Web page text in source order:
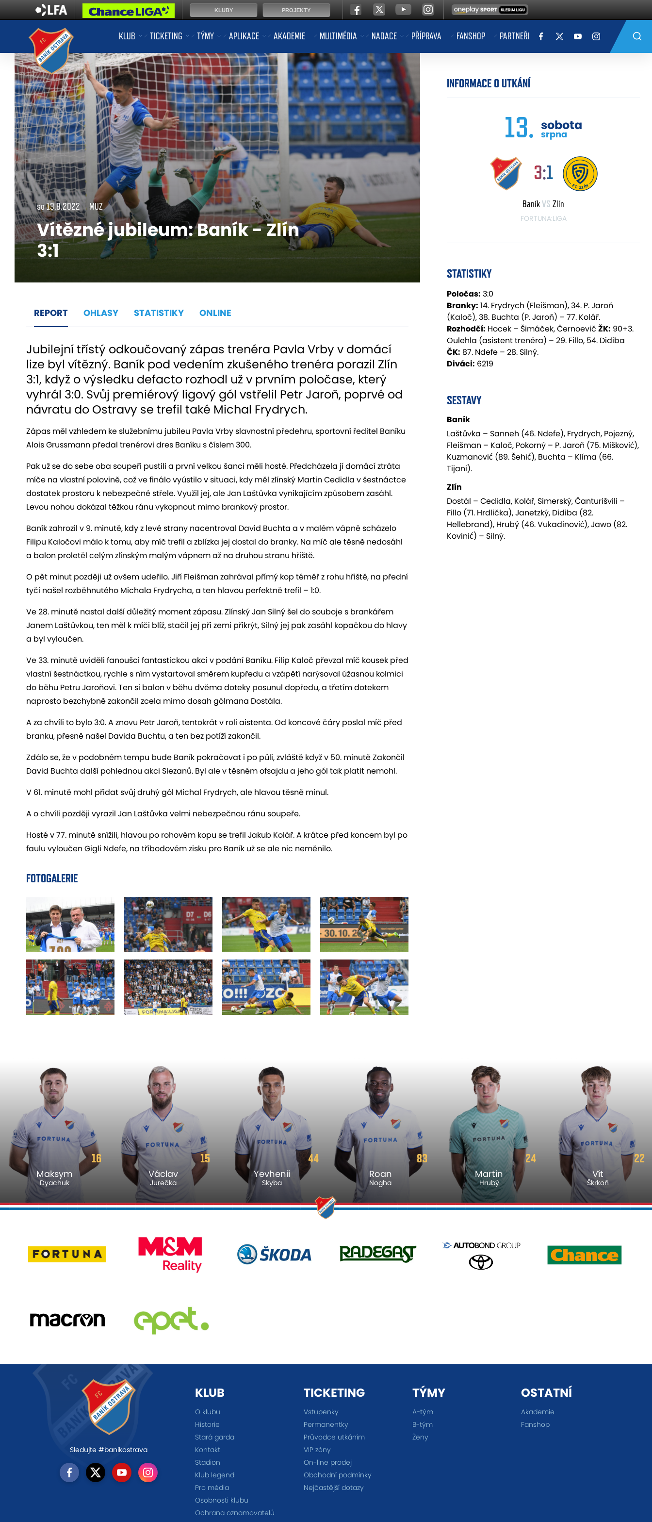
KLUB TICKETING TÝMY APLIKACE AKADEMIE MULTIMÉDIA NADACE PŘÍPRAVA FANSHOP PARTNEŘI
so 13.8.2022 MUZ
Vítězné jubileum: Baník - Zlín
3:1
REPORT OHLASY STATISTIKY ONLINE
Jubilejní třístý odkoučovaný zápas trenéra Pavla Vrby v domácí
lize byl vítězný. Baník pod vedením zkušeného trenéra porazil Zlín
3:1, když o výsledku defacto rozhodl už v prvním poločase, který
vyhrál 3:0. Svůj premiérový ligový gól vstřelil Petr Jaroň, poprvé od
návratu do Ostravy se trefil také Michal Frydrych.
Zápas měl vzhledem ke služebnímu jubileu Pavla Vrby slavnostní předehru, sportovní ředitel Baníku
Alois Grussmann předal trenérovi dres Baníku s číslem 300.
Pak už se do sebe oba soupeři pustili a první velkou šanci měli hosté. Předcházela jí domácí ztráta
míče na vlastní polovině, což ve finálo vyústilo v situaci, kdy měl zlínský Martin Cedidla v šestnáctce
dostatek prostoru k nebezpečné střele. Využil jej, ale Jan Laštůvka vynikajícím způsobem zasáhl.
Levou nohou dokázal těžkou ránu vykopnout mimo brankový prostor.
Baník zahrozil v 9. minutě, kdy z levé strany nacentroval David Buchta a v malém vápně scházelo
Filipu Kaločovi málo k tomu, aby míč trefil a zblízka jej dostal do branky. Na míč ale těsně nedosáhl
a balon proletěl celým zlínským malým vápnem až na druhou stranu hřiště.
O pět minut později už ovšem udeřilo. Jiří Fleišman zahrával přímý kop téměř z rohu hřiště, na přední
tyči našel rozběhnutého Michala Frydrycha, a ten hlavou perfektně trefil – 1:0.
Ve 28. minutě nastal další důležitý moment zápasu. Zlínský Jan Silný šel do souboje s brankářem
Janem Laštůvkou, ten měl k míči blíž, stačil jej při zemi přikrýt, Silný jej pak zasáhl kopačkou do hlavy
a byl vyloučen.
Ve 33. minutě uviděli fanoušci fantastickou akci v podání Baníku. Filip Kaloč převzal míč kousek před
vlastní šestnáctkou, rychle s ním vystartoval směrem kupředu a vzápětí narýsoval úžasnou kolmici
do běhu Petru Jaroňovi. Ten si balon v běhu dvěma doteky posunul dopředu, a třetím dotekem
naprosto bezchybně zakončil zcela mimo dosah gólmana Dostála.
A za chvíli to bylo 3:0. A znovu Petr Jaroň, tentokrát v roli aistenta. Od koncové čáry poslal míč před
branku, přesně našel Davida Buchtu, a ten bez potíží zakončil.
Zdálo se, že v podobném tempu bude Baník pokračovat i po půli, zvláště když v 50. minutě Zakončil
David Buchta další pohlednou akci Slezanů. Byl ale v těsném ofsajdu a jeho gól tak platit nemohl.
V 61. minutě mohl přidat svůj druhý gól Michal Frydrych, ale hlavou těsně minul.
A o chvíli později vyrazil Jan Laštůvka velmi nebezpečnou ránu soupeře.
Hosté v 77. minutě snížili, hlavou po rohovém kopu se trefil Jakub Kolář. A krátce před koncem byl po
faulu vyloučen Gigli Ndefe, na tříbodovém zisku pro Baník už se ale nic neměnilo.
FOTOGALERIE
INFORMACE O UTKÁNÍ
13. sobota
srpna
3:1
BaníkVS Zlín
FORTUNA:LIGA
STATISTIKY
Poločas: 3:0
Branky: 14. Frydrych (Fleišman), 34. P. Jaroň
(Kaloč), 38. Buchta (P. Jaroň) – 77. Kolář.
Rozhodčí: Hocek – Šimáček, Černoevič ŽK: 90+3.
Oulehla (asistent trenéra) – 29. Fillo, 54. Didiba
ČK: 87. Ndefe – 28. Silný.
Diváci: 6219
SESTAVY
Baník
Laštůvka – Sanneh (46. Ndefe), Frydrych, Pojezný,
Fleišman – Kaloč, Pokorný – P. Jaroň (75. Mišković),
Kuzmanović (89. Šehić), Buchta – Klíma (66.
Tijani).
Zlín
Dostál – Cedidla, Kolář, Simerský, Čanturišvili –
Fillo (71. Hrdlička), Janetzký, Didiba (82.
Hellebrand), Hrubý (46. Vukadinović), Jawo (82.
Kovinić) – Silný.
16
Maksym
Dyachuk
15
Václav
Jurečka
44
Yevhenii
Skyba
83
Roan
Nogha
24
Martin
Hrubý
22
Vít
Škrkoň
Sledujte #banikostrava
KLUB
O klubu
Historie
Stará garda
Kontakt
Stadion
Klub legend
Pro média
Osobnosti klubu
Ochrana oznamovatelů
TICKETING
Vstupenky
Permanentky
Průvodce utkáním
VIP zóny
On-line prodej
Obchodní podmínky
Nejčastější dotazy
TÝMY
A-tým
B-tým
Ženy
OSTATNÍ
Akademie
Fanshop
KLUBY PROJEKTY